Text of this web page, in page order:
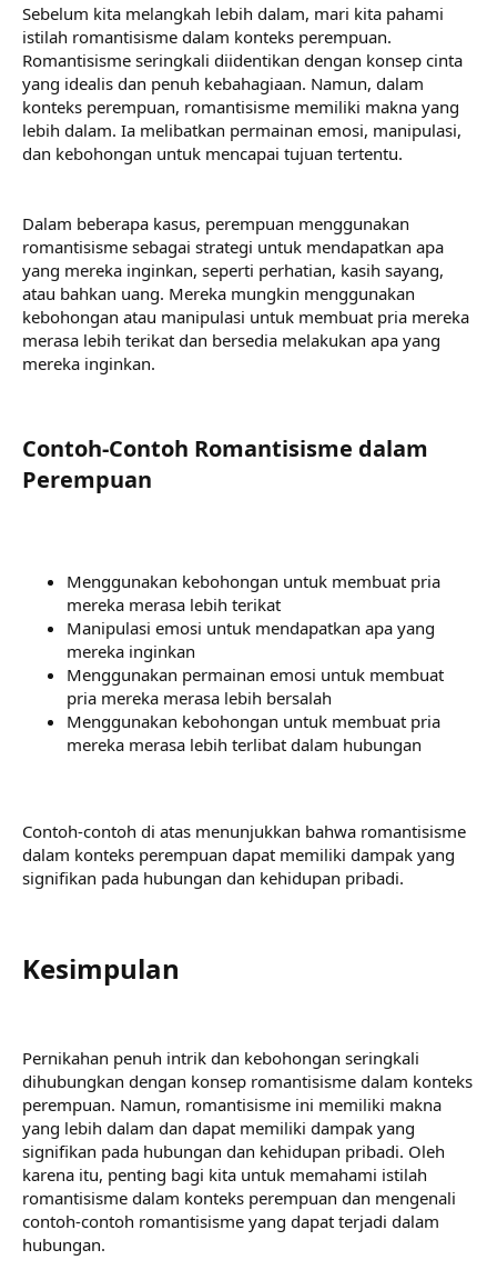
Sebelum kita melangkah lebih dalam, mari kita pahami
istilah romantisisme dalam konteks perempuan.
Romantisisme seringkali diidentikan dengan konsep cinta
yang idealis dan penuh kebahagiaan. Namun, dalam
konteks perempuan, romantisisme memiliki makna yang
lebih dalam. Ia melibatkan permainan emosi, manipulasi,
dan kebohongan untuk mencapai tujuan tertentu.
Dalam beberapa kasus, perempuan menggunakan
romantisisme sebagai strategi untuk mendapatkan apa
yang mereka inginkan, seperti perhatian, kasih sayang,
atau bahkan uang. Mereka mungkin menggunakan
kebohongan atau manipulasi untuk membuat pria mereka
merasa lebih terikat dan bersedia melakukan apa yang
mereka inginkan.
Contoh-Contoh Romantisisme dalam
Perempuan​
Menggunakan kebohongan untuk membuat pria
mereka merasa lebih terikat
Manipulasi emosi untuk mendapatkan apa yang
mereka inginkan
Menggunakan permainan emosi untuk membuat
pria mereka merasa lebih bersalah
Menggunakan kebohongan untuk membuat pria
mereka merasa lebih terlibat dalam hubungan
Contoh-contoh di atas menunjukkan bahwa romantisisme
dalam konteks perempuan dapat memiliki dampak yang
signifikan pada hubungan dan kehidupan pribadi.
Kesimpulan​
Pernikahan penuh intrik dan kebohongan seringkali
dihubungkan dengan konsep romantisisme dalam konteks
perempuan. Namun, romantisisme ini memiliki makna
yang lebih dalam dan dapat memiliki dampak yang
signifikan pada hubungan dan kehidupan pribadi. Oleh
karena itu, penting bagi kita untuk memahami istilah
romantisisme dalam konteks perempuan dan mengenali
contoh-contoh romantisisme yang dapat terjadi dalam
hubungan.